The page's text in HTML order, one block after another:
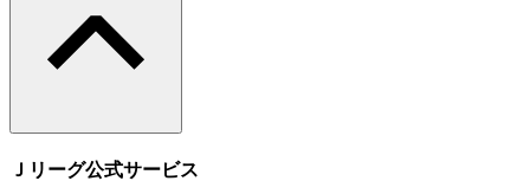
Ｊリーグ公式サービス